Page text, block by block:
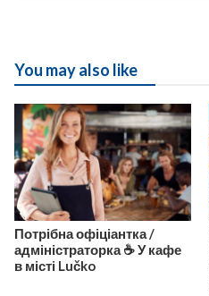
You may also like
Потрібна офіціантка /
адміністраторка ☕️ У кафе
в місті Lučko